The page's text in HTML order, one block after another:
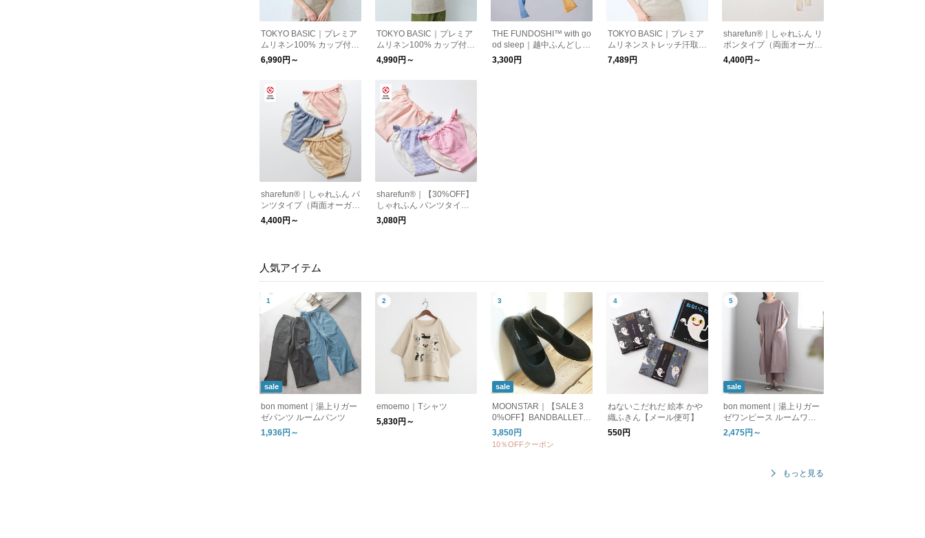
TOKYO BASIC｜プレミア
ムリネン100% カップ付き
フレンチスリーブプルオー
バー(フィットタイプ)｜カ
6,990円～
TOKYO BASIC｜プレミア
ムリネン100% カップ付き
タンクトップ(フィットタ
イプ)
4,990円～
THE FUNDOSHI™️ with go
od sleep｜越中ふんどし
（全9色）
3,300円
TOKYO BASIC｜プレミア
ムリネンストレッチ汗取り
フレンチスリーブTシャツ
7,489円
sharefun®｜しゃれふん リ
ボンタイプ（両面オーガニ
ックガーゼ）
4,400円～
sharefun®｜しゃれふん パ
ンツタイプ（両面オーガニ
ックガーゼ）
4,400円～
sharefun®｜【30%OFF】
しゃれふん パンツタイ
プ XLのみ
3,080円
人気アイテム
sale
bon moment｜湯上りガー
ゼパンツ ルームパンツ
1,936円～
emoemo｜Tシャツ
5,830円～
sale
MOONSTAR｜【SALE 3
0%OFF】BANDBALLET
バンドバレー バレーシュ
ーズ フラットシューズ ba
3,850円
10％OFFクーポン
ねないこだれだ 絵本 かや
織ふきん【メール便可】
550円
sale
bon moment｜湯上りガー
ゼワンピース ルームワン
ピース
2,475円～
もっと見る